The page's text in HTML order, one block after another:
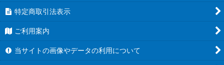
特定商取引法表示
ご利用案内
当サイトの画像やデータの利用について